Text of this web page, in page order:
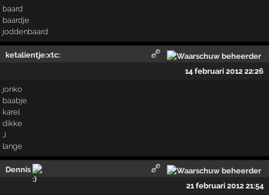
baard
baardje
joddenbaard
ketalientje:xtc:
14 februari 2012 22:26
jonko
baabje
karel
dikke
J
lange
Dennis
21 februari 2012 21:54